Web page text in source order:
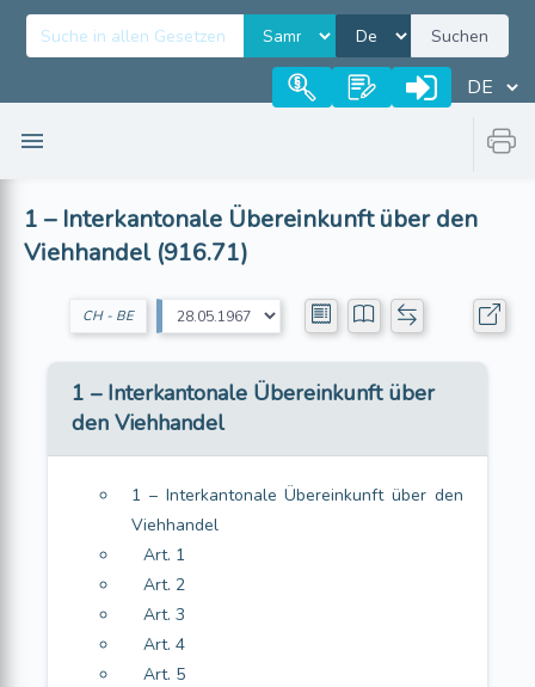
Suchen
1 – Interkantonale Übereinkunft über den
Viehhandel (916.71)
CH - BE
1 – Interkantonale Übereinkunft über
den Viehhandel
1 – Interkantonale Übereinkunft über den
Viehhandel
Art. 1
Art. 2
Art. 3
Art. 4
Art. 5